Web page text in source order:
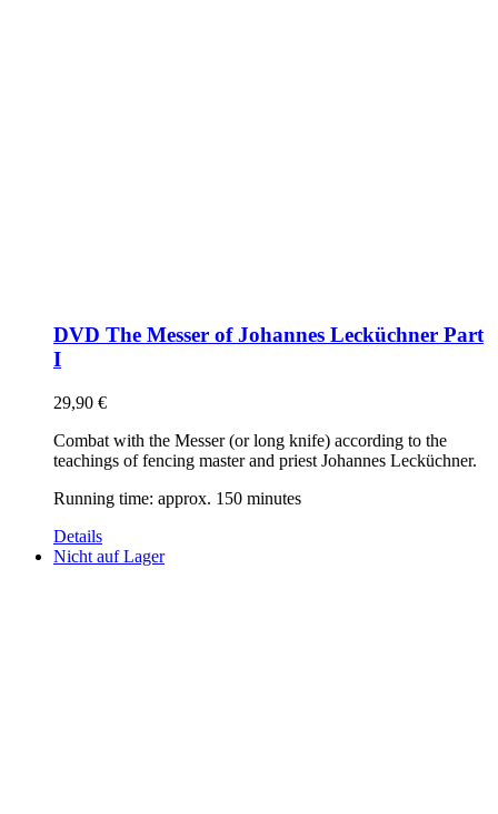
DVD The Messer of Johannes Lecküchner Part
I
29,90 €
Combat with the Messer (or long knife) according to the
teachings of fencing master and priest Johannes Lecküchner.
Running time: approx. 150 minutes
Details
Nicht auf Lager